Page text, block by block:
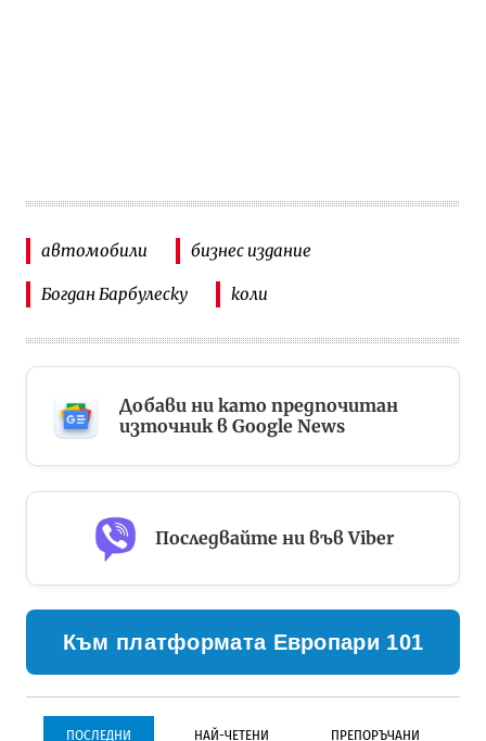
автомобили бизнес издание
Богдан Барбулеску коли
Добави ни като предпочитан
източник в Google News
Последвайте ни във Viber
Към платформата Европари 101
ПОСЛЕДНИ НАЙ-ЧЕТЕНИ ПРЕПОРЪЧАНИ